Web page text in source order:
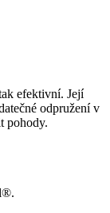
efektivní. Její
odpružení v
pohody.